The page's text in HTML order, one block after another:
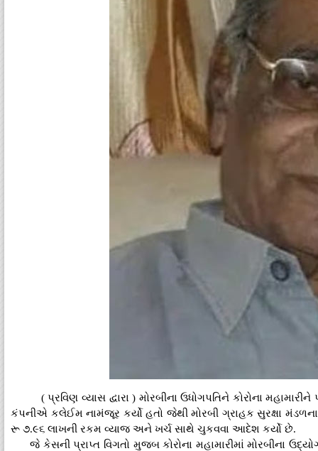
( પ્રવિણ વ્યાસ દ્વારા ) મોરબીના ઉધોગપતિને કોરોના
કંપનીએ કલેઈમ નામંજૂર કર્યો હતો જેથી મોરબી ગ્રાહક સુરક્ષા
રૂ ૭.૯૬ લાખની રકમ વ્યાજ અને ખર્ચ સાથે ચુકવવા આદેશ કર્યો છે.
જે કેસની પ્રાપ્ત વિગતો મુજબ કોરોના મહામારીમાં મોરબીના